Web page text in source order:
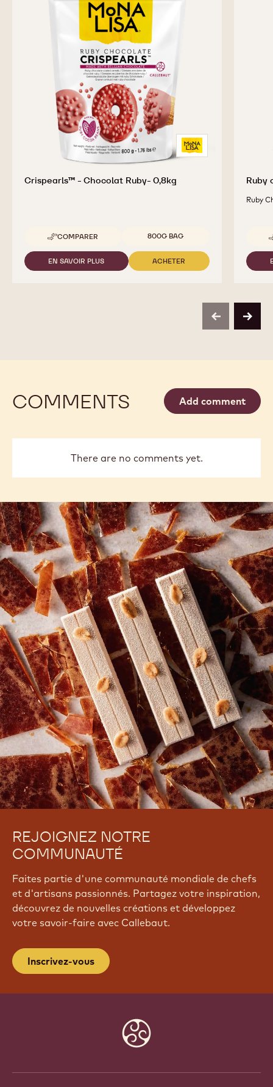
Crispearls™ - Chocolat Ruby- 0,8kg
COMPARER
-
CRISPEARLS™
-
CHOCOLAT
Tailles disponibles
800G BAG
EN SAVOIR PLUS
-
ACHETER
-
Ruby
Ruby
previousnext
COMMENTS Add comment
There are no comments yet.
REJOIGNEZ NOTRE
COMMUNAUTÉ
Faites partie d'une communauté mondiale de chefs
et d'artisans passionnés. Partagez votre inspiration,
découvrez de nouvelles créations et développez
votre savoir-faire avec Callebaut.
Inscrivez-vous